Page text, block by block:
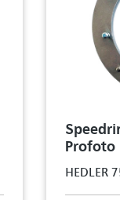
Profoto
HEDLER